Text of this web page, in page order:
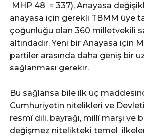
MHP 48 = 337), Anayasa
anayasa için gerekli TBMM üye
çoğunluğu olan 360 milletvekili
altındadır. Yeni bir Anayasa için
partiler arasında daha geniş bir
sağlanması gerekir.
Bu sağlansa bile ilk üç
Cumhuriyetin nitelikleri ve
resmî dili, bayrağı, millî marşı ve
değişmez nitelikteki temel